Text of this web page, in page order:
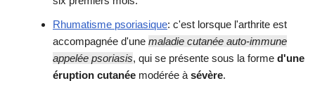
Rhumatisme psoriasique: c'est lorsque l'arthrite est
accompagnée d'une maladie cutanée auto-immune
appelée psoriasis, qui se présente sous la forme d'une
éruption cutanée modérée à sévère.